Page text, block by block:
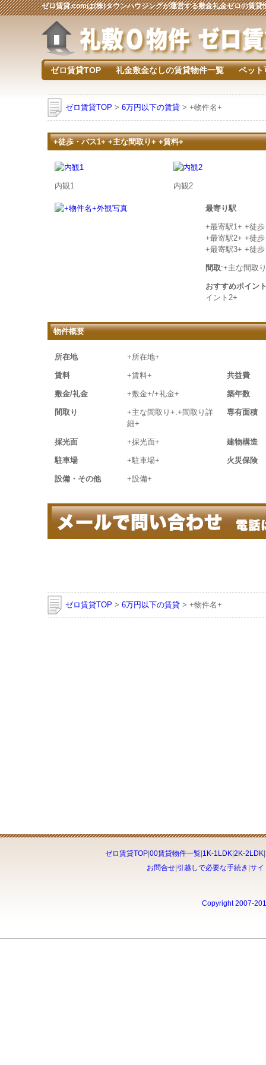
ゼロ賃貸.comは(株)タウンハウジングが運営する敷金礼金ゼロの賃貸
ゼロ賃貸TOP 礼金敷金なしの賃貸物件一覧 ペット
ゼロ賃貸TOP > 6万円以下の賃貸 > +物件名+
+徒歩・バス1+ +主な間取り+ +賃料+
内観1 内観2
最寄り駅
+最寄駅1+ +徒
+最寄駅2+ +徒
+最寄駅3+ +徒
間取:+主な間取
おすすめポイン
イント2+
物件概要
所在地 +所在地+
賃料 +賃料+ 共益費
敷金/礼金 +敷金+/+礼金+ 築年数
間取り
+主な間取り+:+間取り詳
細+
専有面積
採光面 +採光面+ 建物構造
駐車場 +駐車場+ 火災保険
設備・その他 +設備+
ゼロ賃貸TOP > 6万円以下の賃貸 > +物件名+
ゼロ賃貸TOP| 00賃貸物件一覧| 1K-1LDK| 2K-2LDK|
お問合せ 引越しで必要な手続き サイ
Copyright 2007-